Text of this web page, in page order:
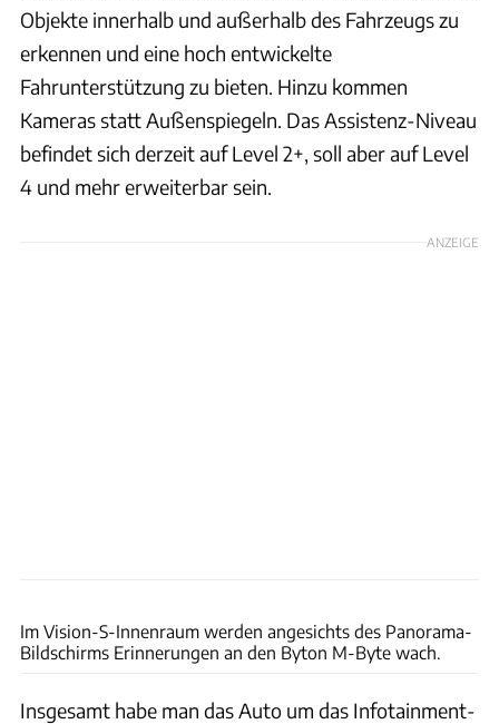
Objekte innerhalb und außerhalb des Fahrzeugs zu
erkennen und eine hoch entwickelte
Fahrunterstützung zu bieten. Hinzu kommen
Kameras statt Außenspiegeln. Das Assistenz-Niveau
befindet sich derzeit auf Level 2+, soll aber auf Level
4 und mehr erweiterbar sein.
ANZEIGE
Im Vision-S-Innenraum werden angesichts des Panorama-
Bildschirms Erinnerungen an den Byton M-Byte wach.
Insgesamt habe man das Auto um das Infotainment-